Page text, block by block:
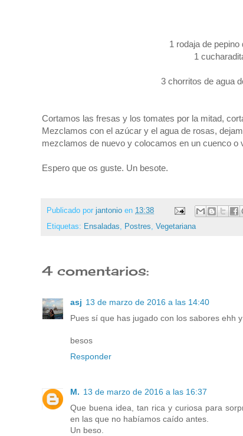
1 rodaja de
1
3 chorritos de agua
Cortamos las fresas y los tomates por la mitad,
Mezclamos con el azúcar y el agua de rosas,
mezclamos de nuevo y colocamos en un cuenco
Espero que os guste. Un besote.
Publicado por jantonio en 13:38
Etiquetas: Ensaladas Postres Vegetariana
4 comentarios:
asj 13 de marzo de 2016 a las 14:40
Pues sí que has jugado con los sabores ehh
besos
Responder
M. 13 de marzo de 2016 a las 16:37
Que buena idea, tan rica y curiosa para
en las que no habíamos caído antes.
Un beso.